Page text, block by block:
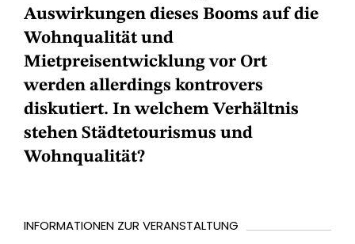
Auswirkungen dieses Booms auf die
Wohnqualität und
Mietpreisentwicklung vor Ort
werden allerdings kontrovers
diskutiert. In welchem Verhältnis
stehen Städtetourismus und
Wohnqualität?
INFORMATIONEN ZUR VERANSTALTUNG